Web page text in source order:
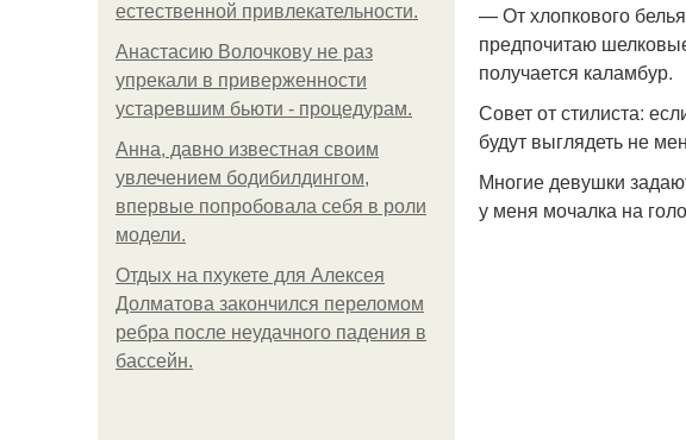
естественной привлекательности.
Анастасию Волочкову не раз
упрекали в приверженности
устаревшим бьюти - процедурам.
Анна, давно известная своим
увлечением бодибилдингом,
впервые попробовала себя в роли
модели.
Отдых на пхукете для Алексея
Долматова закончился переломом
ребра после неудачного падения в
бассейн.
— От хлопкового
предпочитаю
получается каламбур.
Совет от стилиста:
будут выглядеть не
Многие девушки
у меня мочалка на